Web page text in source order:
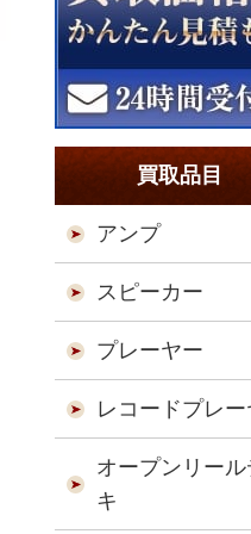
買取品目
アンプ
スピーカー
プレーヤー
レコードプレー
オープンリール
キ